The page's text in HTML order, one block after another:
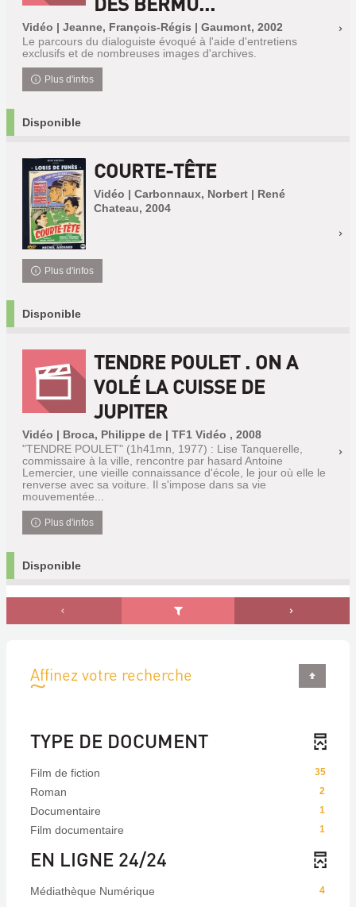
Vidéo | Jeanne, François-Régis | Gaumont, 2002
Le parcours du dialoguiste évoqué à l'aide d'entretiens
exclusifs et de nombreuses images d'archives.
Plus d'infos
Disponible
COURTE-TÊTE
Vidéo | Carbonnaux, Norbert | René
Chateau, 2004
Plus d'infos
Disponible
TENDRE POULET . ON A
VOLÉ LA CUISSE DE
JUPITER
Vidéo | Broca, Philippe de | TF1 Vidéo , 2008
"TENDRE POULET" (1h41mn, 1977) : Lise Tanquerelle,
commissaire à la ville, rencontre par hasard Antoine
Lemercier, une vieille connaissance d'école, le jour où elle le
renverse avec sa voiture. Il s'impose dans sa vie
mouvementée...
Plus d'infos
Disponible
Affinez votre recherche
TYPE DE DOCUMENT
35
Film de fiction
2
Roman
1
Documentaire
1
Film documentaire
EN LIGNE 24/24
4
Médiathèque Numérique